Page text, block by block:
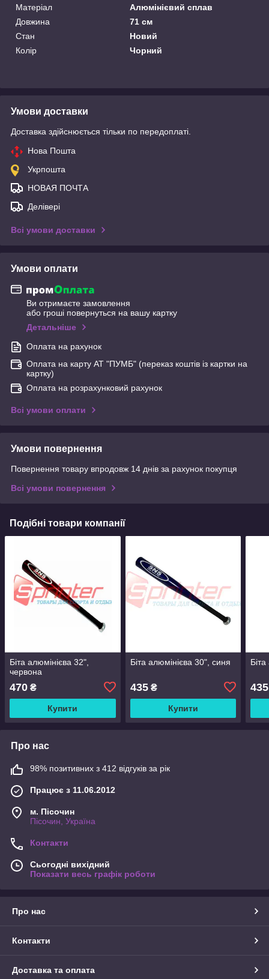
Матеріал
Алюмінієвий сплав
Довжина
71 см
Стан
Новий
Колір
Чорний
Умови доставки
Доставка здійснюється тільки по передоплаті.
Нова Пошта
Укрпошта
НОВАЯ ПОЧТА
Делівері
Всі умови доставки
Умови оплати
Ви отримаєте замовлення
або гроші повернуться на вашу картку
Детальніше
Оплата на рахунок
Оплата на карту АТ "ПУМБ" (переказ коштів із картки на
картку)
Оплата на розрахунковий рахунок
Всі умови оплати
Умови повернення
Повернення товару впродовж 14 днів за рахунок покупця
Всі умови повернення
Подібні товари компанії
Біта алюмінієва 32",
червона
470 ₴
Купити
Біта алюмінієва 30", синя
435₴
Купити
435
Про нас
98% позитивних з 412 відгуків за рік
Працює з 11.06.2012
м. Пісочин
Пісочин, Україна
Контакти
Сьогодні вихідний
Показати весь графік роботи
Про нас
Контакти
Доставка та оплата